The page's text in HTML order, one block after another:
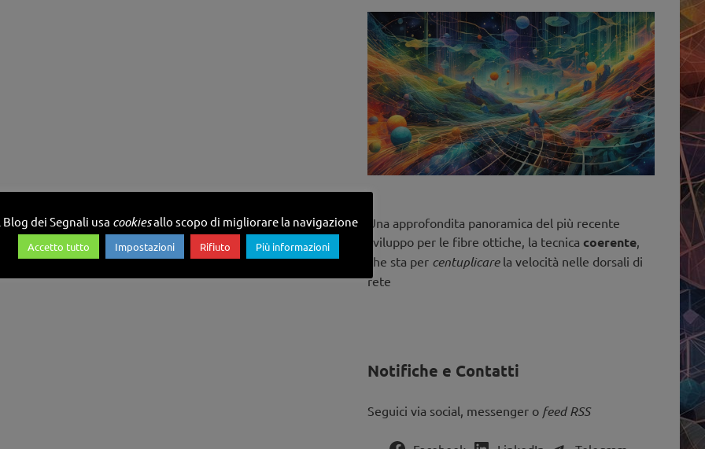
Una approfondita panoramica del più recente
sviluppo per le fibre ottiche, la tecnica coerente,
che sta per centuplicarela velocità nelle dorsali di
rete
Notifiche e Contatti
Seguici via social, messenger o feed RSS
Blog dei Segnali usa cookiesallo scopo di migliorare la navigazione
Accetto tutto Impostazioni Rifiuto Più informazioni